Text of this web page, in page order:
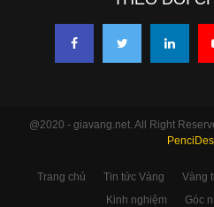
@2020 - giavang.net. All Right
Trang chủ Tin tức Vàng Vàng
Kinh nghiệm
Góc